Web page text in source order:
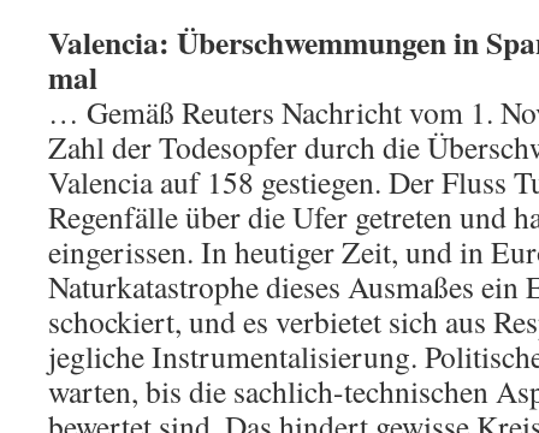
Valencia: Überschwemmungen in
mal
… Gemäß Reuters Nachricht vom 1.
Zahl der Todesopfer durch die
Valencia auf 158 gestiegen. Der Fluss
Regenfälle über die Ufer getreten und
eingerissen. In heutiger Zeit, und in
Naturkatastrophe dieses Ausmaßes ein
schockiert, und es verbietet sich aus
jegliche Instrumentalisierung.
warten, bis die sachlich-technischen